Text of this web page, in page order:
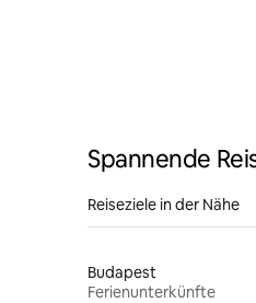
Spannende
Reiseziele in der Nähe
Budapest
Ferienunterkünfte